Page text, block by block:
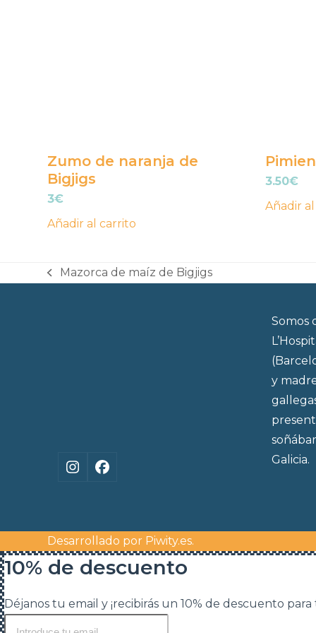
Zumo de naranja de
Bigjigs
3€
Añadir al carrito
3.50€
Añadir
previous
Mazorca de maíz de Bigjigs
Instagram
Facebook
Somos
y
Galicia.
Desarrollado por Piwity.es.
10% de descuento
Déjanos tu email y ¡recibirás un 10% de descuento